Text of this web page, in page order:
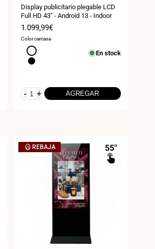
Display publicitario plegable LCD
Full HD 43" - Android 13 - Indoor
Precio
de
venta
1.099,99€
Color carcasa
Blanco
Negro
En stock
- + AGREGAR
REBAJA